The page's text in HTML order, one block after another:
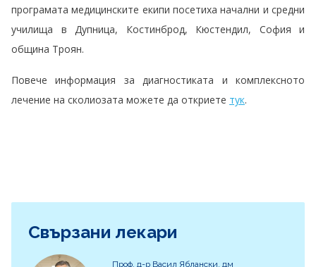
програмата медицинските екипи посетиха начални и средни
училища в Дупница, Костинброд, Кюстендил, София и
община Троян.
Повече информация за диагностиката и комплексното
лечение на сколиозата можете да откриете тук.
Свързани лекари
Проф. д-р Васил Яблански, дм